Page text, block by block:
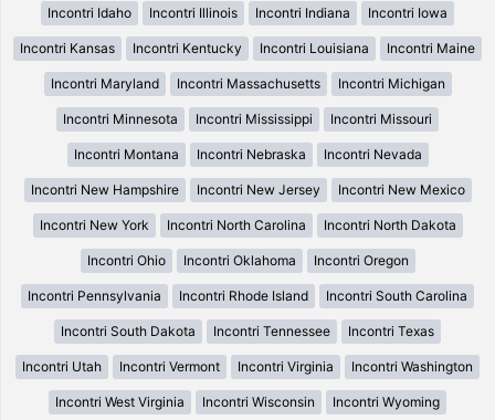
Incontri Idaho Incontri Illinois Incontri Indiana Incontri Iowa
Incontri Kansas Incontri Kentucky Incontri Louisiana Incontri Maine
Incontri Maryland Incontri Massachusetts Incontri Michigan
Incontri Minnesota Incontri Mississippi Incontri Missouri
Incontri Montana Incontri Nebraska Incontri Nevada
Incontri New Hampshire Incontri New Jersey Incontri New Mexico
Incontri New York Incontri North Carolina Incontri North Dakota
Incontri Ohio Incontri Oklahoma Incontri Oregon
Incontri Pennsylvania Incontri Rhode Island Incontri South Carolina
Incontri South Dakota Incontri Tennessee Incontri Texas
Incontri Utah Incontri Vermont Incontri Virginia Incontri Washington
Incontri West Virginia Incontri Wisconsin Incontri Wyoming